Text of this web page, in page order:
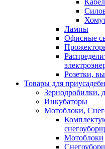
Лампы
Офисные
Розетки,
Товары для
Зернодробилки,
Инкубаторы
Мотоблоки,
Мотоблоки